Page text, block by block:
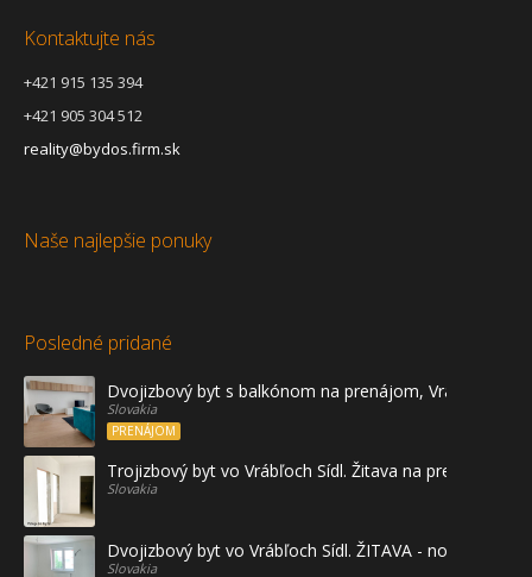
Kontaktujte nás
+421 915 135 394
+421 905 304 512
reality@bydos.firm.sk
Naše najlepšie ponuky
Posledné pridané
Dvojizbový byt s balkónom na prenájom, Vráble
Slovakia
PRENÁJOM
Trojizbový byt vo Vrábľoch Sídl. Žitava na predaj - prvé
Slovakia
Dvojizbový byt vo Vrábľoch Sídl. ŽITAVA - novostavba
Slovakia